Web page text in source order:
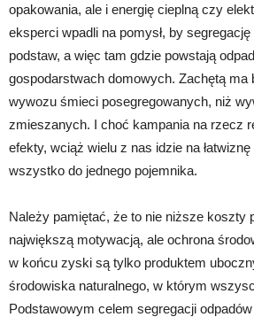
opakowania, ale i energię cieplną czy
eksperci wpadli na pomysł, by
podstaw, a więc tam gdzie powstają
gospodarstwach domowych. Zachętą
wywozu śmieci posegregowanych, niż
zmieszanych. I choć kampania na rzecz
efekty, wciąż wielu z nas idzie na
wszystko do jednego pojemnika.
Należy pamiętać, że to nie niższe koszty
największą motywacją, ale ochrona
w końcu zyski są tylko produktem
środowiska naturalnego, w którym
Podstawowym celem segregacji